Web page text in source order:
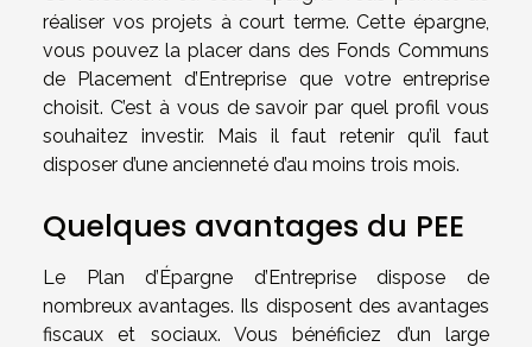
réaliser vos projets à court terme. Cette épargne,
vous pouvez la placer dans des Fonds Communs
de Placement d’Entreprise que votre entreprise
choisit. C’est à vous de savoir par quel profil vous
souhaitez investir. Mais il faut retenir qu’il faut
disposer d’une ancienneté d’au moins trois mois.
Quelques avantages du PEE
Le Plan d’Épargne d’Entreprise dispose de
nombreux avantages. Ils disposent des avantages
fiscaux et sociaux. Vous bénéficiez d’un large